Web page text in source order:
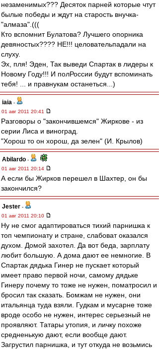
незаменимых??? Десяток парней которые чтут
былые победы и ждут на старость внучка-
"алмаза".(((
Кто вспомнит Булатова? Лучшего опорника
девяностых???? НЕ!!! целовательпадали на
слуху.
Эх, пля! Эден, Так выведи Спартак в лидеры к
Новому Году!!! И полРоссии будут вспоминать
тебя! ... и правнукам останеться...)
iaia -
01 авг 2011 20:41
Разговоры о "закончившемся" Жиркове - из
серии Лиса и виноград.
"Хорош то он хорош, да зелен" (И. Крылов)
Abilardo -
01 авг 2011 20:14
А если бы Жирков перешел в Шахтер, он бы
закончился?
Jester -
01 авг 2011 20:10
Ну не смог адаптироваться тихий парнишка к
топ чемпионату и стране, слабоват оказался
духом. Домой захотел. Да вот беда, зарплату
любит большую. А дома дают ее немногие. В
Спартак дядька Гинер не пускает который
имеет право первой ночи, самому дядьке
Гинеру почему то тоже не нужен, поматросил и
бросил так сказать. Бомжам не нужен, они
итальянца туда взяли. Гудкам и мусарне тоже
вроде особо не нужен, интерес серьезный не
проявляют. Татары утопия, и личку похоже
средненькую дают, если вообще дают.
Загрустил парнишка, и тут откуда не возьмись